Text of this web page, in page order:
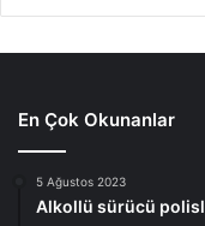
En Çok Okunanlar
5 Ağustos 2023
Alkollü sürücü